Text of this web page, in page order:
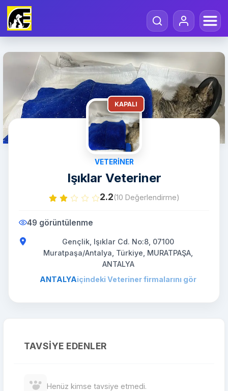
KAPALI
VETERINER
Işıklar Veteriner
2.2(10 Değerlendirme)
49 görüntülenme
Gençlik, Işıklar Cd. No:8, 07100
Muratpaşa/Antalya, Türkiye, MURATPAŞA,
ANTALYA
ANTALYAiçindeki Veteriner firmalarını gör
TAVSIYE EDENLER
Henüz kimse tavsiye etmedi.